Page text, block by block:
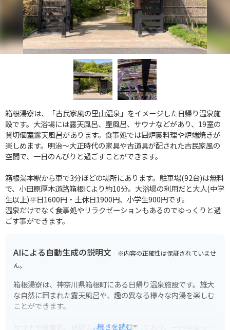
箱根湯寮は、「古民家風の里山温泉」をイメージした日帰り温泉施
設です。大浴場には露天風呂、壷風呂、サウナなどがあり、19室の
貸切個室露天風呂があります。食事処では囲炉裏料理や炉端焼きが
楽しめます。明治～大正時代の家具や古道具が配された古民家風の
空間で、一日のんびりと過ごすことができます。
箱根湯本駅から車で3分ほどの場所にあります。駐車場(92台)は無料
で、小田原厚木道路箱根ICより約10分。大浴場の利用だと大人(中学
生以上)平日1600円・土休日1900円、小学生900円です。
温泉だけでなく食事処やリラクゼーションもあるのでゆっくりと過
ごす事ができます。
AIによる自動生成の説明文 ※内容の正確性は保証されていませ
ん。
箱根湯寮は、神奈川県箱根町にある日帰り温泉施設です。雄大
な自然に囲まれた露天風呂や、趣の異なる様々な内湯を楽しむ
ことができます。
サウナや食事処、休憩スペースも充実しており、一日中ゆった
...続きを読む